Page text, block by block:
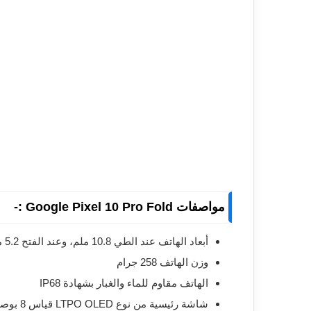
مواصفات Google Pixel 10 Pro Fold :-
أبعاد الهاتف عند الطي 10.8 ملم، وعند الفتح 5.2 ملم
وزن الهاتف 258 جرام
الهاتف مقاوم للماء والغبار بشهادة IP68
شاشة رئيسية من نوع LTPO OLED قياس 8 بوصة بدقة 2076×2156 بيكسل وسطوع يصل إلى 3000 شمعة